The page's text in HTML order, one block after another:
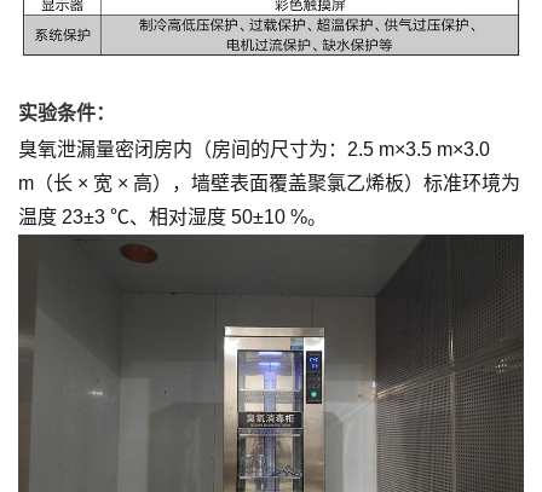
实验条件：
臭氧泄漏量密闭房内（房间的尺寸为：2.5 m×3.5 m×3.0
m（长 × 宽 × 高），墙壁表面覆盖聚氯乙烯板）标准环境为
温度 23±3 ℃、相对湿度 50±10 %。